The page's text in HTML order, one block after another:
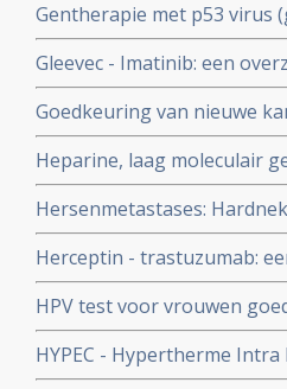
Gentherapie met p53 virus
verbeteringen bij patienten
studie.
Gleevec - Imatinib: een
met dit medicijn
Goedkeuring van nieuwe
geven in de praktijk
Heparine, laag moleculair
solide tumoren en zonder
studie
Hersenmetastases:
hersenen maken dat veel
gevolgen voor
Herceptin - trastuzumab:
HPV test voor vrouwen
HYPEC - Hypertherme